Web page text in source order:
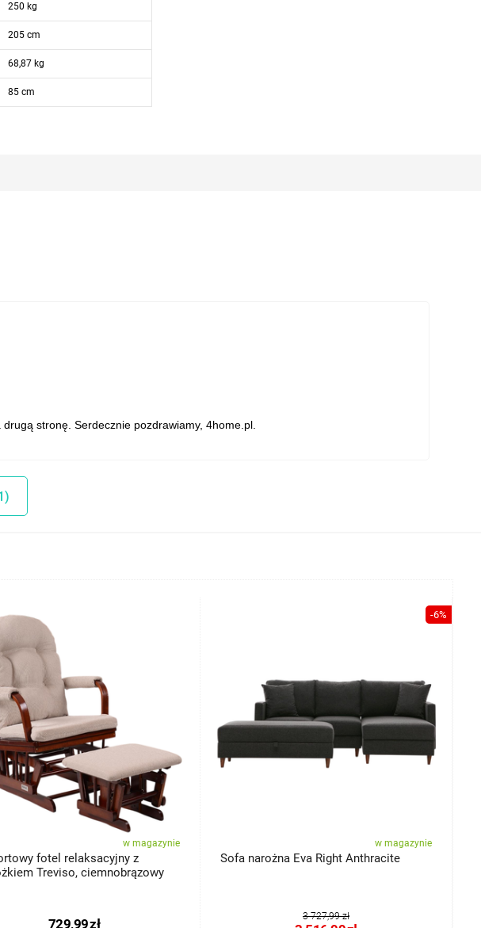
250 kg
205 cm
68,87 kg
85 cm
stronę. Serdecznie pozdrawiamy, 4home.pl.
w magazynie
fotel relaksacyjny z
Treviso, ciemnobrązowy
729,99zł
-6%
w magazynie
Sofa narożna Eva Right Anthracite
3 727,99 zł